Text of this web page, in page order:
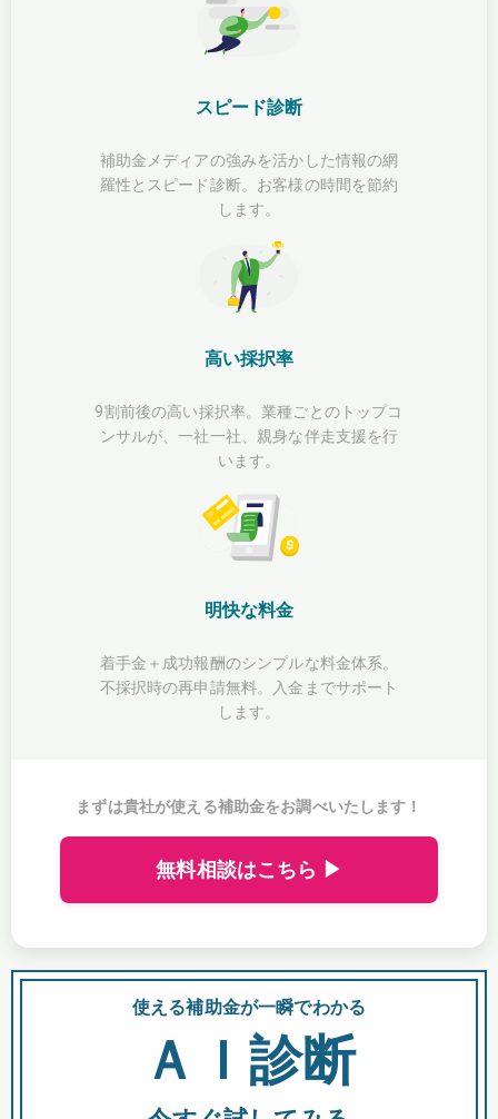
スピード診断
補助金メディアの強みを活かした情報の網
羅性とスピード診断。お客様の時間を節約
します。
高い採択率
9割前後の高い採択率。業種ごとのトップコ
ンサルが、一社一社、親身な伴走支援を行
います。
明快な料金
着手金＋成功報酬のシンプルな料金体系。
不採択時の再申請無料。入金までサポート
します。
まずは貴社が使える補助金をお調べいたします！
無料相談はこちら ▶
使える補助金が一瞬でわかる
ＡＩ診断